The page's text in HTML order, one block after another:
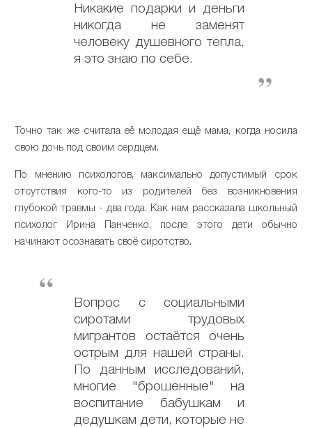
Никакие подарки и деньги
никогда не заменят
человеку душевного тепла,
я это знаю по себе.
Точно так же считала её молодая ещё мама, когда носила
свою дочь под своим сердцем.
По мнению психологов, максимально допустимый срок
отсутствия кого-то из родителей без возникновения
глубокой травмы - два года. Как нам рассказала школьный
психолог Ирина Панченко, после этого дети обычно
начинают осознавать своё сиротство.
Вопрос с социальными
сиротами трудовых
мигрантов остаётся очень
острым для нашей страны.
По данным исследований,
многие "брошенные" на
воспитание бабушкам и
дедушкам дети, которые не